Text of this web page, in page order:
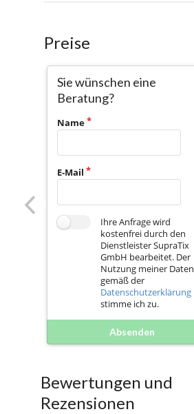
Preise
Sie wünschen eine
Beratung?
Name
E-Mail
Ihre Anfrage wird
kostenfrei durch den
Dienstleister SupraTix
GmbH bearbeitet. Der
Nutzung meiner Daten
gemäß der
Datenschutzerklärung
stimme ich zu.
Absenden
Bewertungen und
Rezensionen